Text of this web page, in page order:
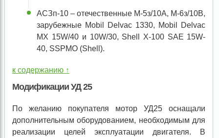
АСЗп-10 – отечественные М-5з/10А, М-6з/10В,
зарубежные Mobil Delvac 1330, Mobil Delvac
MX 15W/40 и 10W/30, Shell X-100 SAE 15W-
40, SSPMO (Shell).
к содержанию ↑
Модификации УД 25
По желанию покупателя мотор УД25 оснащали
дополнительным оборудованием, необходимым для
реализации целей эксплуатации двигателя. В